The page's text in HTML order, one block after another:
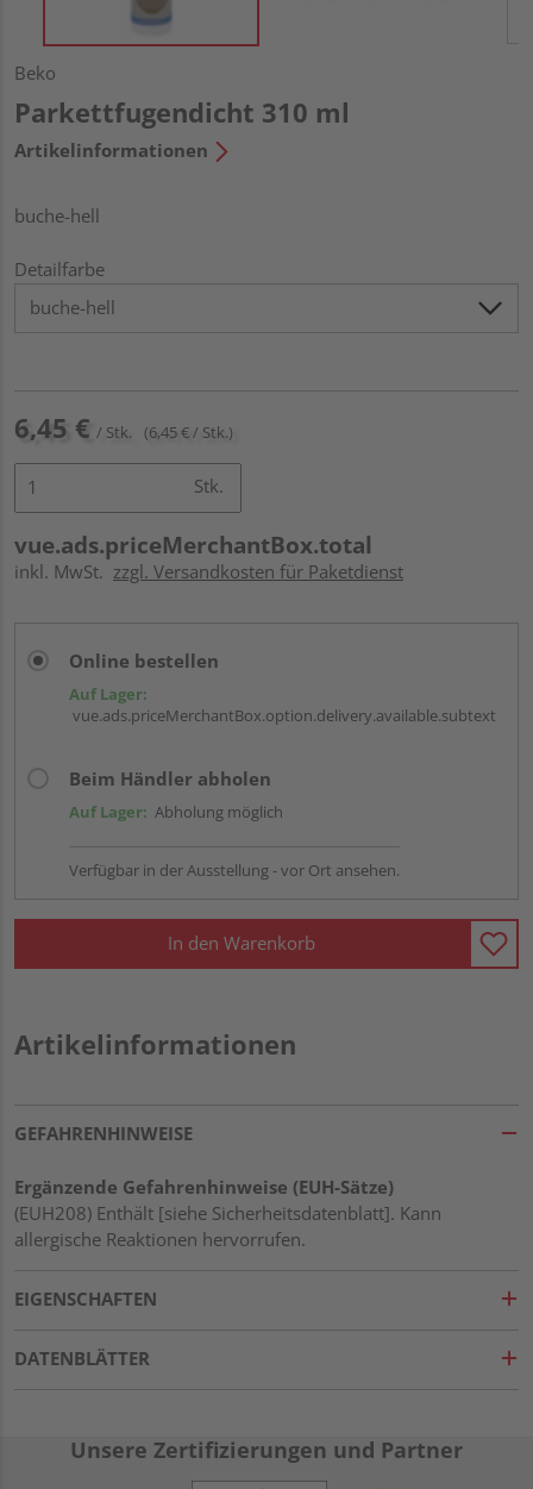
Beko
Parkettfugendicht 310 ml
Artikelinformationen
buche-hell
Detailfarbe
6,45 € / Stk. (6,45 € / Stk.)
Stk.
vue.ads.priceMerchantBox.total
inkl. MwSt. zzgl. Versandkosten für Paketdienst
Online bestellen
Auf Lager:
vue.ads.priceMerchantBox.option.delivery.available.subtext
Beim Händler abholen
Auf Lager: Abholung möglich
Verfügbar in der Ausstellung - vor Ort ansehen.
In den Warenkorb
Artikelinformationen
GEFAHRENHINWEISE
Ergänzende Gefahrenhinweise (EUH-Sätze)
(EUH208) Enthält [siehe Sicherheitsdatenblatt]. Kann
allergische Reaktionen hervorrufen.
EIGENSCHAFTEN
DATENBLÄTTER
Unsere Zertifizierungen und Partner